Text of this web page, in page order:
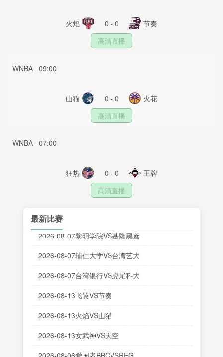
火焰 0 - 0
节奏
高清直播
WNBA 09:00
山猫 0 - 0
火花
高清直播
WNBA 07:00
狂热 0 - 0
王牌
高清直播
最新比赛
2026-08-07黎明学院VS基隆黑鸢
2026-08-07辅仁大学VS台湾艺大
2026-08-07台湾银行VS虎尾科大
2026-08-13飞翼VS节奏
2026-08-13火焰VS山猫
2026-08-13女武神VS天空
2026-08-06爱国者BBCVSREG